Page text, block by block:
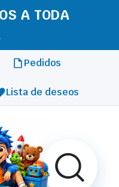
A TODA
Pedidos
Lista de deseos